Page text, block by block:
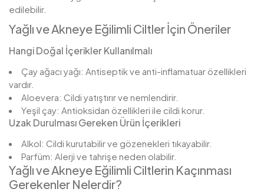
edilebilir.
Yağlı ve Akneye Eğilimli Ciltler İçin Öneriler
Hangi Doğal İçerikler Kullanılmalı
Çay ağacı yağı: Antiseptik ve anti-inflamatuar özellikleri
vardır.
Aloevera: Cildi yatıştırır ve nemlendirir.
Yeşil çay: Antioksidan özellikleri ile cildi korur.
Uzak Durulması Gereken Ürün İçerikleri
Alkol: Cildi kurutabilir ve gözenekleri tıkayabilir.
Parfüm: Alerji ve tahrişe neden olabilir.
Yağlı ve Akneye Eğilimli Ciltlerin Kaçınması
Gerekenler Nelerdir?